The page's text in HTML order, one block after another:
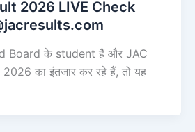
2026 LIVE Check
Board के student हैं और JAC
का इंतजार कर रहे हैं, तो यह